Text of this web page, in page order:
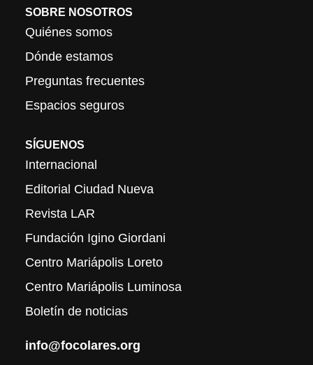
SOBRE NOSOTROS
Quiénes somos
Dónde estamos
Preguntas frecuentes
Espacios seguros
SÍGUENOS
Internacional
Editorial Ciudad Nueva
Revista LAR
Fundación Igino Giordani
Centro Mariápolis Loreto
Centro Mariápolis Luminosa
Boletín de noticias
info@focolares.org